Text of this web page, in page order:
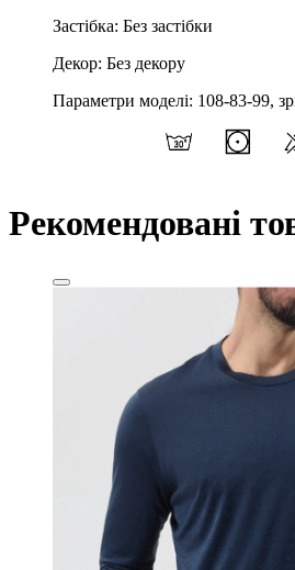
Застібка: Без застібки
Декор: Без декору
Параметри моделі: 108-83-99,
Рекомендовані